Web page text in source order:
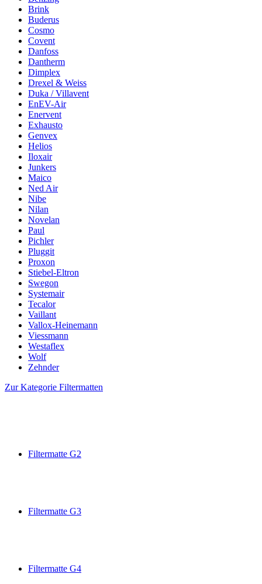
Brink
Buderus
Cosmo
Covent
Danfoss
Dantherm
Dimplex
Drexel & Weiss
Duka / Villavent
EnEV-Air
Enervent
Exhausto
Genvex
Helios
Iloxair
Junkers
Maico
Ned Air
Nibe
Nilan
Novelan
Paul
Pichler
Pluggit
Proxon
Stiebel-Eltron
Swegon
Systemair
Tecalor
Vaillant
Vallox-Heinemann
Viessmann
Westaflex
Wolf
Zehnder
Zur Kategorie Filtermatten
Filtermatte G2
Filtermatte G3
Filtermatte G4